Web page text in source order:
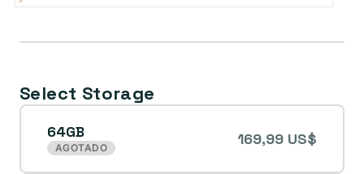
disponible
Select Storage
64GB
AGOTADO 169,99 US$